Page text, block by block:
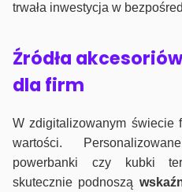
trwała inwestycja w
Źródła
dla firm
W zdigitalizowanym świecie
wartości.
powerbanki czy kubki
skutecznie podnoszą